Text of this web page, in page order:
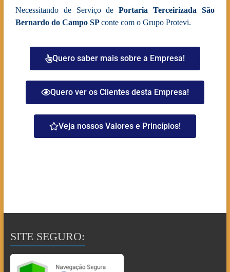
Necessitando de Serviço dePortaria Terceirizada São
Bernardo do Campo SPconte com o Grupo Protevi.
Quero saber mais sobre a Empresa!
Quero ver os Clientes desta Empresa!
Veja nossos Valores e Princípios!
SITE SEGURO: